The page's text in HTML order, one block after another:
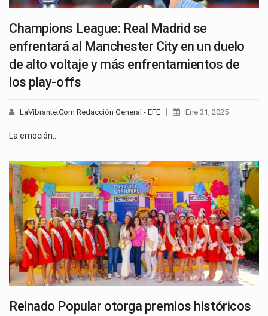
Champions League: Real Madrid se
enfrentará al Manchester City en un duelo
de alto voltaje y más enfrentamientos de
los play-offs
LaVibrante.Com Redacción General - EFE Ene 31, 2025
La emoción…
Reinado Popular otorga premios históricos